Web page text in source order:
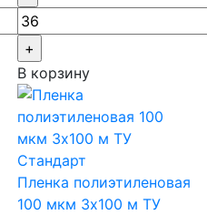
В корзину
Пленка полиэтиленовая
100 мкм 3х100 м ТУ